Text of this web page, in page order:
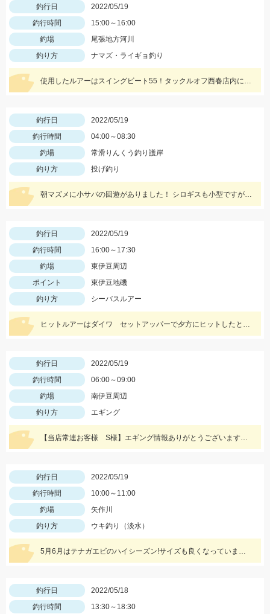
釣行日
2022/05/19
釣行時間
15:00～16:00
釣場
尾張地方河川
釣り方
ナマズ・ライギョ釣り
使用したルアーはスイングビート55！タックルオフ西春店内に在庫がございます！
釣行日
2022/05/19
釣行時間
04:00～08:30
釣場
常滑りんくう釣り護岸
釣り方
投げ釣り
朝マズメに小サバの回遊がありました！ シロギスも小型ですが、数が釣れていますよ！
釣行日
2022/05/19
釣行時間
16:00～17:30
釣場
東伊豆周辺
ポイント
東伊豆地磯
釣り方
シーバスルアー
ヒットルアーはダイワ セットアッパーで夕方にヒットしたとのことです。83ｃｍ5ｋｇのナイスサイズでした！情報提供ありがとうございます！
釣行日
2022/05/19
釣行時間
06:00～09:00
釣場
南伊豆周辺
釣り方
エギング
【当店常連お客様 S様】エギング情報ありがとうございます。 朝マヅメの時間帯３杯立て続けに、1.8㌔・800ｇ・900ｇが釣れました！ 1.8㌔のヒットエギは【エギ王Ｋ3.5号 黒潮ＳＰ マッスルファイト】
釣行日
2022/05/19
釣行時間
10:00～11:00
釣場
矢作川
釣り方
ウキ釣り（淡水）
5月6月はテナガエビのハイシーズン!サイズも良くなっています!エサは石ゴカイで、小さく切ると針掛かりアップします!
釣行日
2022/05/18
釣行時間
13:30～18:30